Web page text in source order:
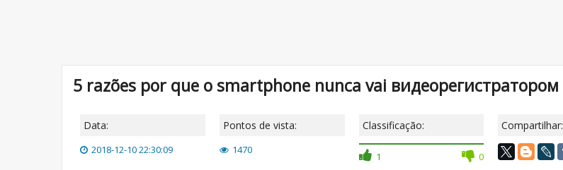
5 razões por que o smartphone nunca vai видеорегистратором
Data:
2018-12-10 22:30:09
Pontos de vista:
1470
Classificação:
1 0
Compartilhar: